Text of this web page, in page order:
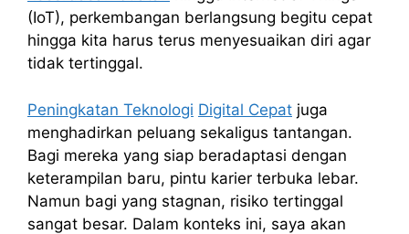
(IoT), perkembangan berlangsung begitu cepat
hingga kita harus terus menyesuaikan diri agar
tidak tertinggal.
Peningkatan Teknologi Digital Cepat juga
menghadirkan peluang sekaligus tantangan.
Bagi mereka yang siap beradaptasi dengan
keterampilan baru, pintu karier terbuka lebar.
Namun bagi yang stagnan, risiko tertinggal
sangat besar. Dalam konteks ini, saya akan